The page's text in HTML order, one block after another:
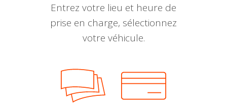
Entrez votre lieu et heure de
prise en charge, sélectionnez
votre véhicule.